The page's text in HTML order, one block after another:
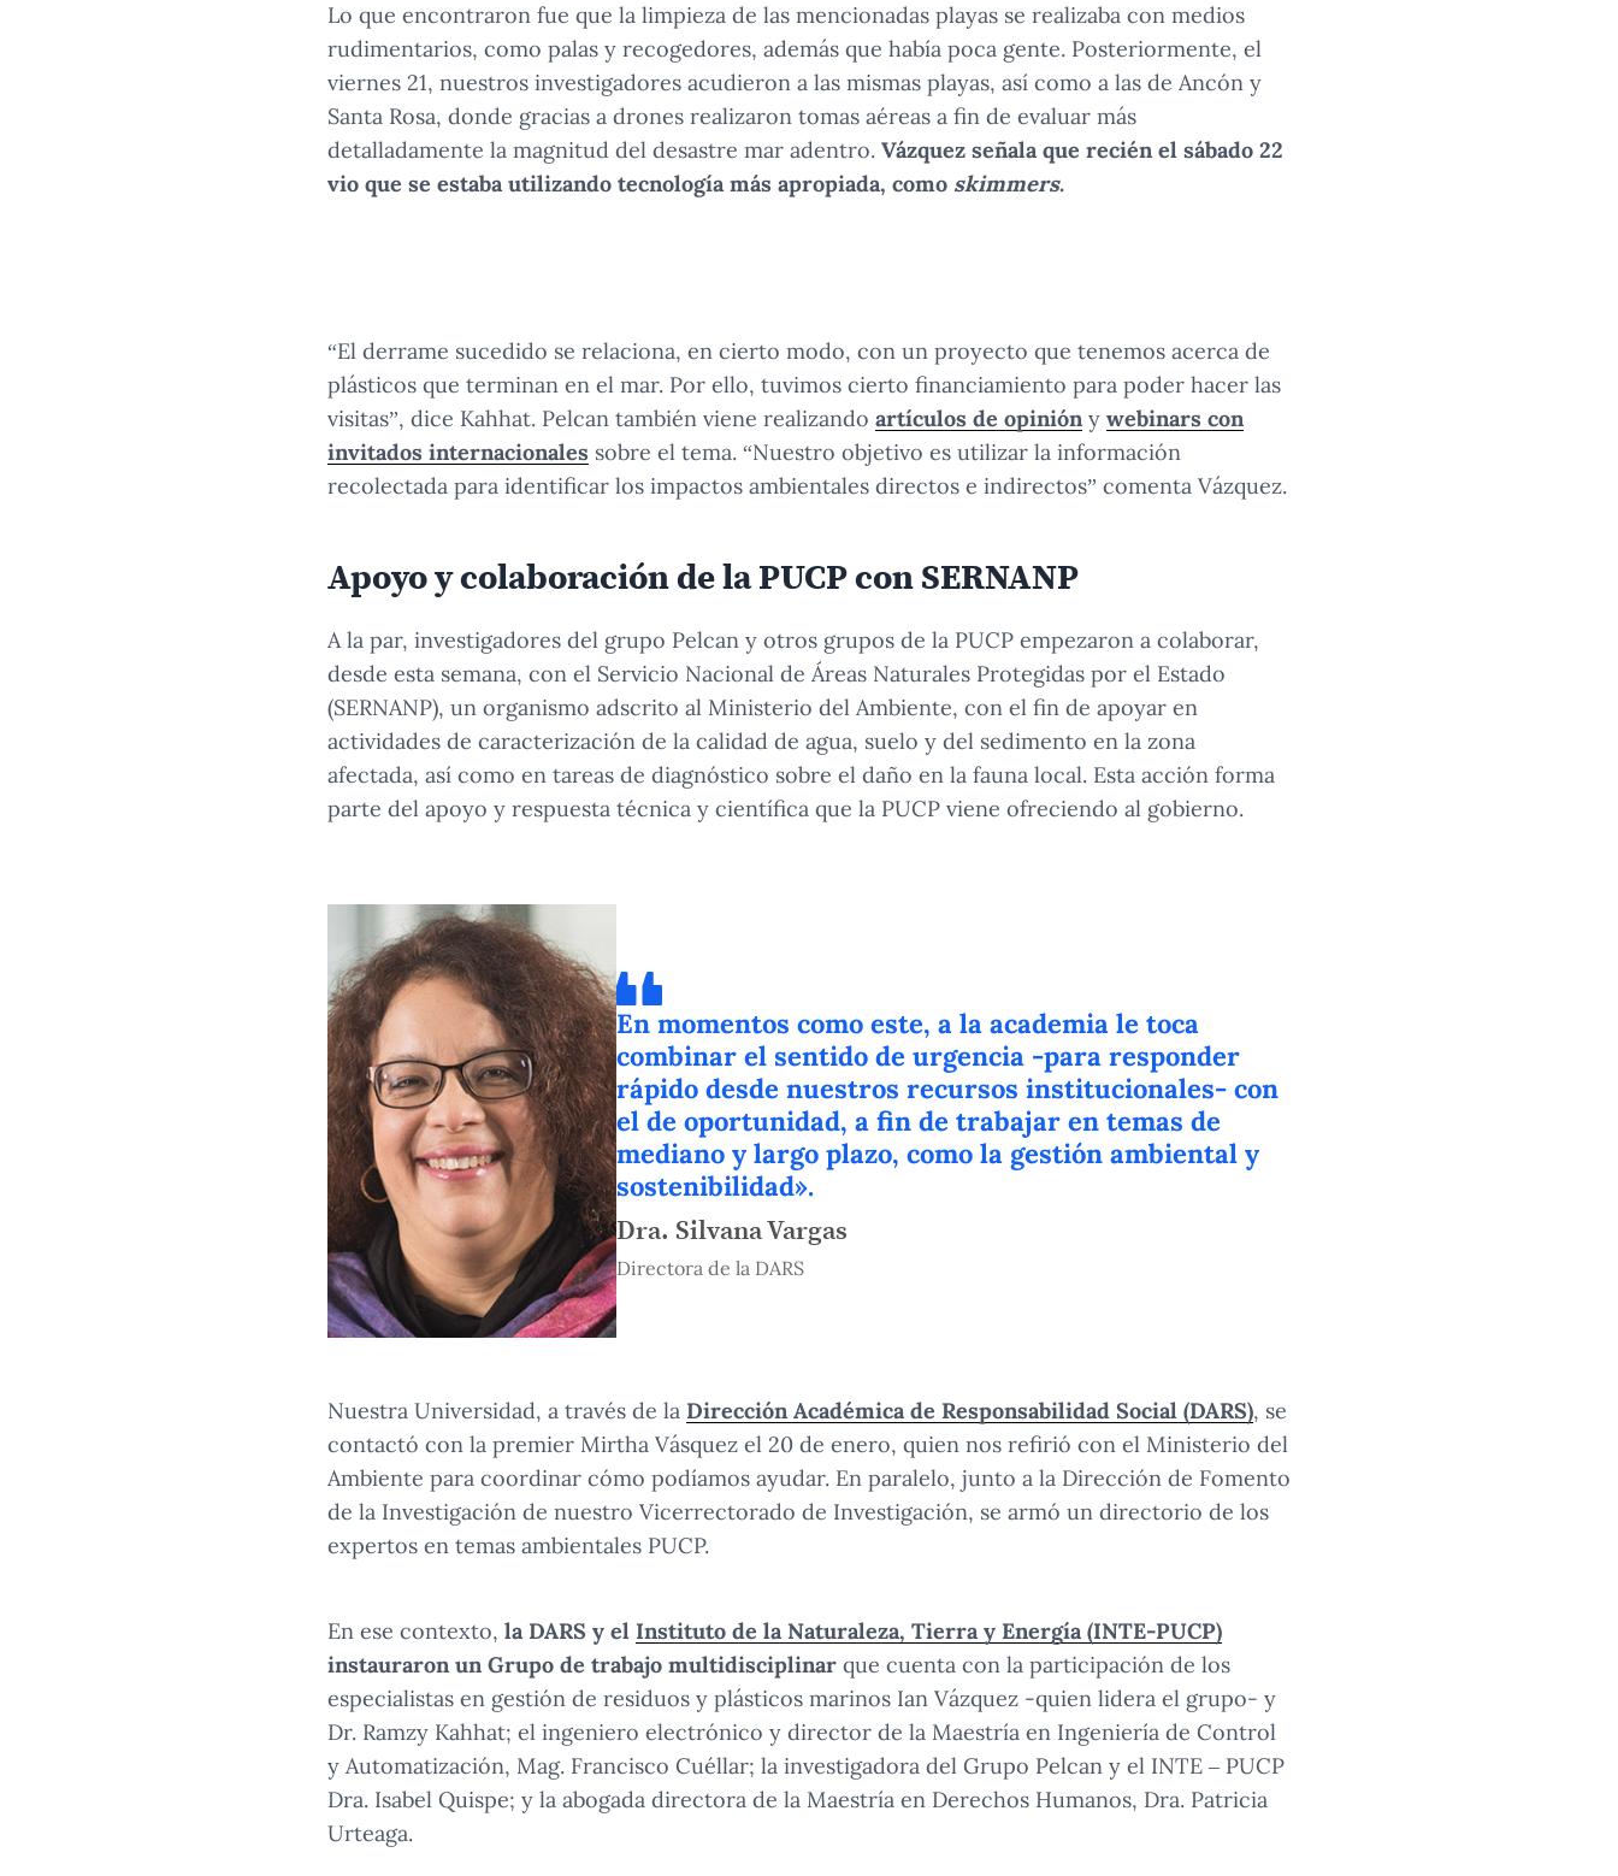
Lo que encontraron fue que la limpieza de las mencionadas playas se realizaba con medios
rudimentarios, como palas y recogedores, además que había poca gente. Posteriormente, el
viernes 21, nuestros investigadores acudieron a las mismas playas, así como a las de Ancón y
Santa Rosa, donde gracias a drones realizaron tomas aéreas a fin de evaluar más
detalladamente la magnitud del desastre mar adentro. Vázquez señala que recién el sábado 22
vio que se estaba utilizando tecnología más apropiada, como skimmers.
En la playa Cavero de Ventanilla nuestros investigadores observaron que el recojo del crudo se realizaba de manera
“El derrame sucedido se relaciona, en cierto modo, con un proyecto que tenemos acerca de
plásticos que terminan en el mar. Por ello, tuvimos cierto financiamiento para poder hacer las
visitas”, dice Kahhat. Pelcan también viene realizando artículos de opinión y webinars con
invitados internacionales sobre el tema. “Nuestro objetivo es utilizar la información
recolectada para identificar los impactos ambientales directos e indirectos” comenta Vázquez.
Apoyo y colaboración de la PUCP con SERNANP
A la par, investigadores del grupo Pelcan y otros grupos de la PUCP empezaron a colaborar,
desde esta semana, con el Servicio Nacional de Áreas Naturales Protegidas por el Estado
(SERNANP), un organismo adscrito al Ministerio del Ambiente, con el fin de apoyar en
actividades de caracterización de la calidad de agua, suelo y del sedimento en la zona
afectada, así como en tareas de diagnóstico sobre el daño en la fauna local. Esta acción forma
parte del apoyo y respuesta técnica y científica que la PUCP viene ofreciendo al gobierno.
En momentos como este, a la academia le toca
combinar el sentido de urgencia -para responder
rápido desde nuestros recursos institucionales- con
el de oportunidad, a fin de trabajar en temas de
mediano y largo plazo, como la gestión ambiental y
sostenibilidad».
Dra. Silvana Vargas
Directora de la DARS
Nuestra Universidad, a través de la Dirección Académica de Responsabilidad Social (DARS), se
contactó con la premier Mirtha Vásquez el 20 de enero, quien nos refirió con el Ministerio del
Ambiente para coordinar cómo podíamos ayudar. En paralelo, junto a la Dirección de Fomento
de la Investigación de nuestro Vicerrectorado de Investigación, se armó un directorio de los
expertos en temas ambientales PUCP.
En ese contexto, la DARS y el Instituto de la Naturaleza, Tierra y Energía (INTE-PUCP)
instauraron un Grupo de trabajo multidisciplinar que cuenta con la participación de los
especialistas en gestión de residuos y plásticos marinos Ian Vázquez -quien lidera el grupo- y
Dr. Ramzy Kahhat; el ingeniero electrónico y director de la Maestría en Ingeniería de Control
y Automatización, Mag. Francisco Cuéllar; la investigadora del Grupo Pelcan y el INTE – PUCP
Dra. Isabel Quispe; y la abogada directora de la Maestría en Derechos Humanos, Dra. Patricia
Urteaga.